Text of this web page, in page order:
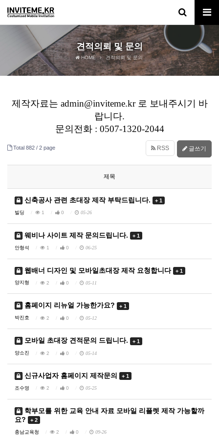
견적의뢰 및 문의
HOME 견적의뢰 및 문의
제작자료는 admin@inviteme.kr 로 보내주시기 바
랍니다.
문의전화 : 0507-1320-2044
Total 882 / 2 page RSS 글쓰기
제목
신축공사 관련 초대장 제작 부탁드립니다. + 1
빌딩 1 0 05-26
웨비나 사이트 제작 문의드립니다. + 1
안형석 1 0 06-25
웹배너 디자인 및 모바일초대장 제작 요청합니다 + 1
양지형 2 0 05-11
홈페이지 리뉴얼 가능한가요? + 1
박진호 2 0 05-12
모바일 초대장 견적문의 드립니다. + 1
양소진 2 0 05-14
신규사업자 홈페이지 제작문의 + 1
조수영 2 0 05-25
학부모를 위한 교육 안내 자료 모바일 리플렛 제작 가능할까
요?
+ 2
충남교육청 2 0 09-26